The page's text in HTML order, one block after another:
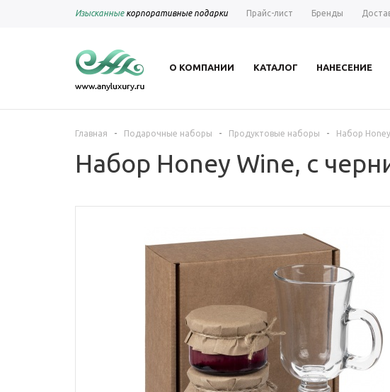
Изысканныекорпоративные подарки Прайс-лист Бренды
О КОМПАНИИ КАТАЛОГ НАНЕСЕНИЕ
Главная - Подарочные наборы - Продуктовые наборы - Набор
Набор Honey Wine, с